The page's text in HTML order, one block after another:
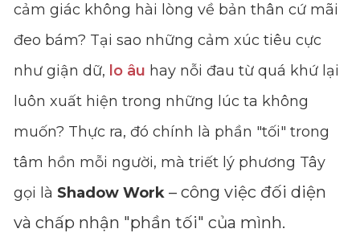
cảm giác không hài lòng về bản thân cứ mãi
đeo bám? Tại sao những cảm xúc tiêu cực
như giận dữ, lo âu hay nỗi đau từ quá khứ lại
luôn xuất hiện trong những lúc ta không
muốn? Thực ra, đó chính là phần "tối" trong
tâm hồn mỗi người, mà triết lý phương Tây
gọi là Shadow Work – công việc đối diện
và chấp nhận "phần tối" của mình.